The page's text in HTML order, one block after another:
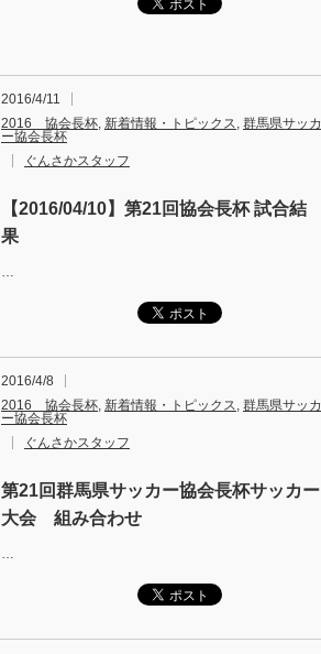
2016/4/11
2016 協会長杯, 新着情報・トピックス, 群馬県サッカ
ー協会長杯
ぐんさかスタッフ
【2016/04/10】第21回協会長杯 試合結
果
…
2016/4/8
2016 協会長杯, 新着情報・トピックス, 群馬県サッカ
ー協会長杯
ぐんさかスタッフ
第21回群馬県サッカー協会長杯サッカー
大会 組み合わせ
…